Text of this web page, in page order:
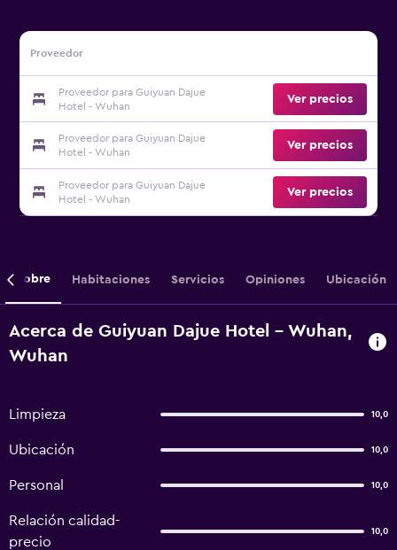
Proveedor
Proveedor para Guiyuan Dajue
Hotel - Wuhan
Ver precios
Proveedor para Guiyuan Dajue
Hotel - Wuhan
Ver precios
Proveedor para Guiyuan Dajue
Hotel - Wuhan
Ver precios
Sobre Habitaciones Servicios Opiniones Ubicación
Acerca de Guiyuan Dajue Hotel - Wuhan,
Wuhan
Limpieza 10,0
Ubicación 10,0
Personal 10,0
Relación calidad-
precio
10,0